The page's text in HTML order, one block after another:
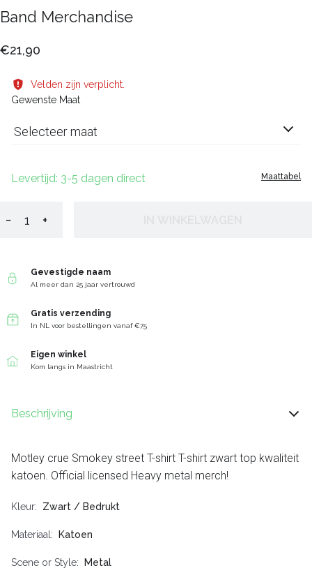
Band Merchandise
€21,90
Velden zijn verplicht.
Gewenste Maat
Selecteer maat
Maattabel
Levertijd: 3-5 dagen direct
− +
Gevestigde naam
Al meer dan 25 jaar vertrouwd
Gratis verzending
In NL voor bestellingen vanaf €75
Eigen winkel
Kom langs in Maastricht
Beschrijving
Motley crue Smokey street T-shirt T-shirt zwart top kwaliteit
katoen. Official licensed Heavy metal merch!
Kleur Zwart / Bedrukt
Materiaal Katoen
Scene or Style Metal